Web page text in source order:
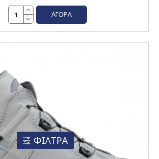
ΑΓΟΡΆ
ΦΙΛΤΡΑ